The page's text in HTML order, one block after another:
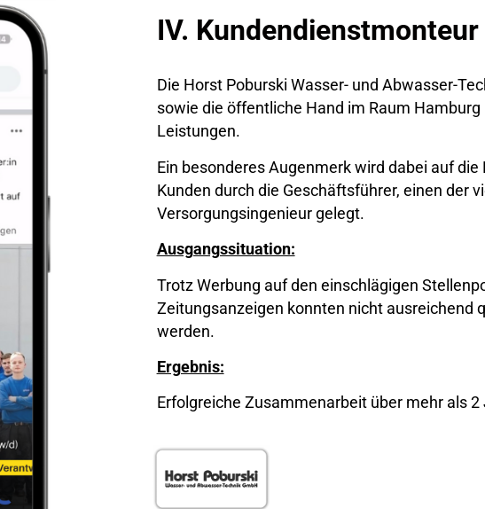
IV.
Die Horst Poburski Wasser- und Abwasser-
sowie die öffentliche Hand im Raum
Leistungen.
Ein besonderes Augenmerk wird dabei auf
Kunden durch die Geschäftsführer, einen der
Versorgungsingenieur gelegt.
Ausgangssituation:
Trotz Werbung auf den einschlägigen
Zeitungsanzeigen konnten nicht ausreichend
werden.
Ergebnis:
Erfolgreiche Zusammenarbeit über mehr als 2